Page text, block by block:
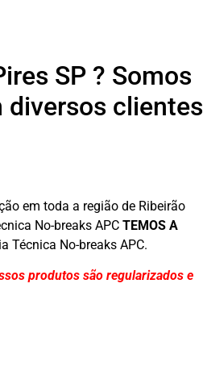
SP ? Somos
diversos clientes
em toda a região de Ribeirão
No-breaks APC TEMOS A
Técnica No-breaks APC.
produtos são regularizados e